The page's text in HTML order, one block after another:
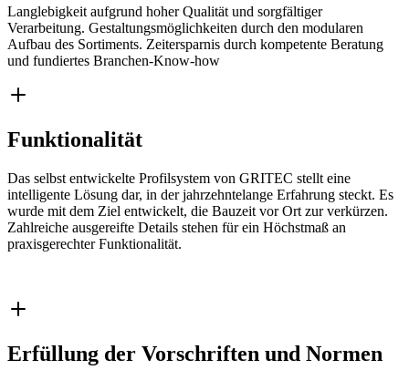
Langlebigkeit aufgrund hoher Qualität und sorgfältiger
Verarbeitung. Gestaltungsmöglichkeiten durch den modularen
Aufbau des Sortiments. Zeitersparnis durch kompetente Beratung
und fundiertes Branchen-Know-how
Funktionalität
Das selbst entwickelte Profilsystem von GRITEC stellt eine
intelligente Lösung dar, in der jahrzehntelange Erfahrung steckt. Es
wurde mit dem Ziel entwickelt, die Bauzeit vor Ort zur verkürzen.
Zahlreiche ausgereifte Details stehen für ein Höchstmaß an
praxisgerechter Funktionalität.
Erfüllung der Vorschriften und Normen